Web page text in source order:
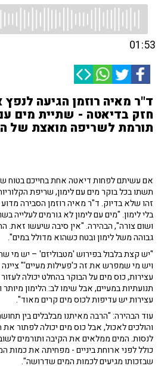
01:53
ד"ר מאיה רוזמן הגיעה
חזק בדיאטה - שתיית מים
תורמת לשריפה מואצת של
אם עשיתם לפחות דיאטה אחת בחייכם
תשתו בכל בוקר מים עם לימון, שריפת
זהו שלא בדיוק. ד"ר מאיה רוזמן הסבירה
בלי לימון. "מים עם לימון לא גורמים לעלייה
ושום צורה", הבהירה. "אין סיבה שיעשו זאת.
גבוהה משל לימון ובטח כשהוא מדולל במים".
"יש קצת בלבול בפירוש 'מטבוליזם' – יש מי
ויש מי שמפרש את זה כ'פעילות מעיים'"
עצירות, כוס מים על הבוקר בהחלט יכולה
תנועתיות במעיים, אבל שימו לב: הלימון
עצירות יש עדיפות לכוס מים קרים מאוד".
עוד הבהירה: "הרבה מאיתנו מבלבלים בין
והולכים לאכול, אבל כוס מים יכולה לפתור
לנסות. המים ממלאים את הקיבה ותורמים
כולל לפני ארוחת ביניים - מפחיתה את כמות
שבזכותו מגיעים לכמות המים שדרושה".